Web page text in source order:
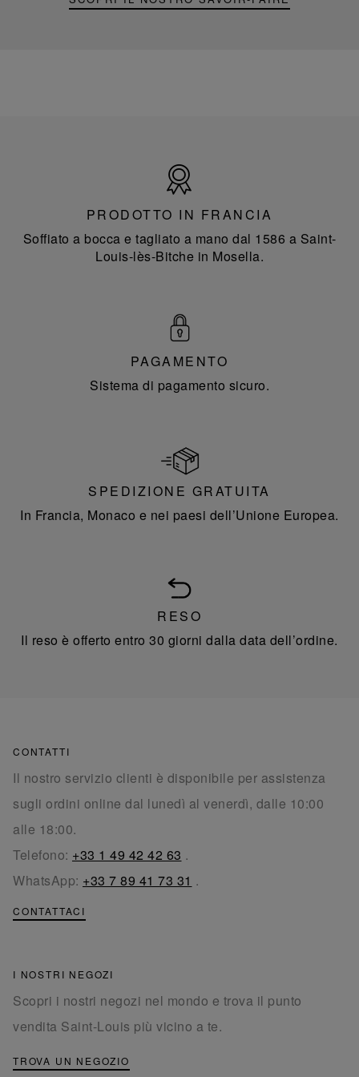
Francia
PRODOTTO IN FRANCIA
Soffiato a bocca e tagliato a mano dal 1586 a Saint-
Louis-lès-Bitche in Mosella.
PAGAMENTO
Sistema di pagamento sicuro.
SPEDIZIONE GRATUITA
In Francia, Monaco e nei paesi dell’Unione Europea.
RESO
Il reso è offerto entro 30 giorni dalla data dell’ordine.
CONTATTI
Il nostro servizio clienti è disponibile per assistenza
sugli ordini online dal lunedì al venerdì, dalle 10:00
alle 18:00.
Telefono: +33 1 49 42 42 63 .
WhatsApp: +33 7 89 41 73 31 .
CONTATTACI
I NOSTRI NEGOZI
Scopri i nostri negozi nel mondo e trova il punto
vendita Saint-Louis più vicino a te.
TROVA UN NEGOZIO